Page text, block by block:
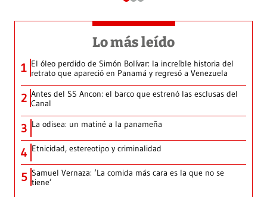
Lo más leído
1 El óleo perdido de Simón Bolívar: la increíble historia del
retrato que apareció en Panamá y regresó a Venezuela
2 Antes del SS Ancon: el barco que estrenó las esclusas del
Canal
3 La odisea: un matiné a la panameña
4 Etnicidad, estereotipo y criminalidad
5 Samuel Vernaza: ‘La comida más cara es la que no se
tiene’